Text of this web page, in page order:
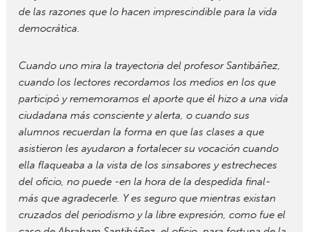
de las razones que lo hacen imprescindible para la vida
democrática.
Cuando uno mira la trayectoria del profesor Santibáñez,
cuando los lectores recordamos los medios en los que
participó y rememoramos el aporte que él hizo a una vida
ciudadana más consciente y alerta, o cuando sus
alumnos recuerdan la forma en que las clases a que
asistieron les ayudaron a fortalecer su vocación cuando
ella flaqueaba a la vista de los sinsabores y estrecheces
del oficio, no puede -en la hora de la despedida final-
más que agradecerle. Y es seguro que mientras existan
cruzados del periodismo y la libre expresión, como fue el